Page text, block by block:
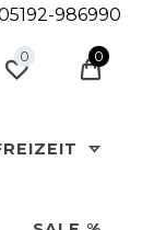
986990
0 0